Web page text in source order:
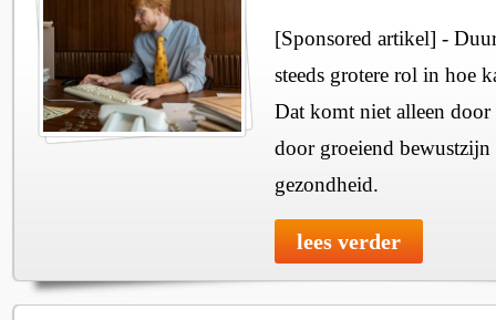
[Sponsored artikel] -
steeds grotere rol in hoe
Dat komt niet alleen
door groeiend
gezondheid.
lees verder